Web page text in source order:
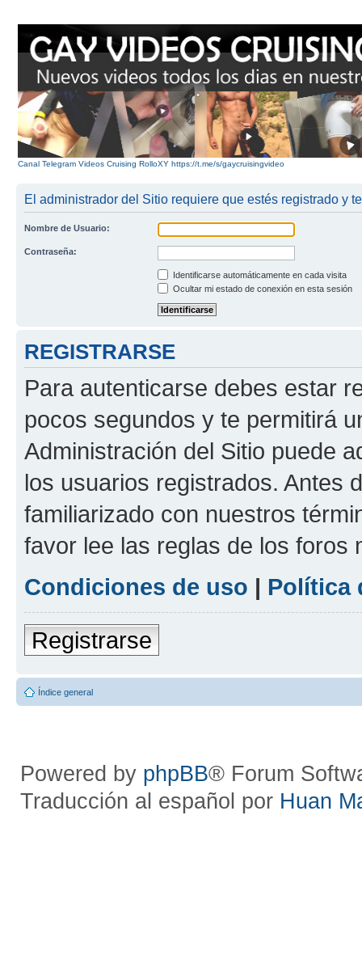
Canal Telegram Videos Cruising RolloXY https://t.me/s/gaycruisingvideo
El administrador del Sitio requiere que estés registrado y
Nombre de Usuario:
Contraseña:
Identificarse automáticamente en cada visita
Ocultar mi estado de conexión en esta sesión
REGISTRARSE
Para autenticarse debes estar
pocos segundos y te permitirá
Administración del Sitio puede
los usuarios registrados. Antes
familiarizado con nuestros
favor lee las reglas de los foros
Condiciones de uso | Política
Registrarse
Índice general
Powered by phpBB® Forum
Traducción al español por Huan